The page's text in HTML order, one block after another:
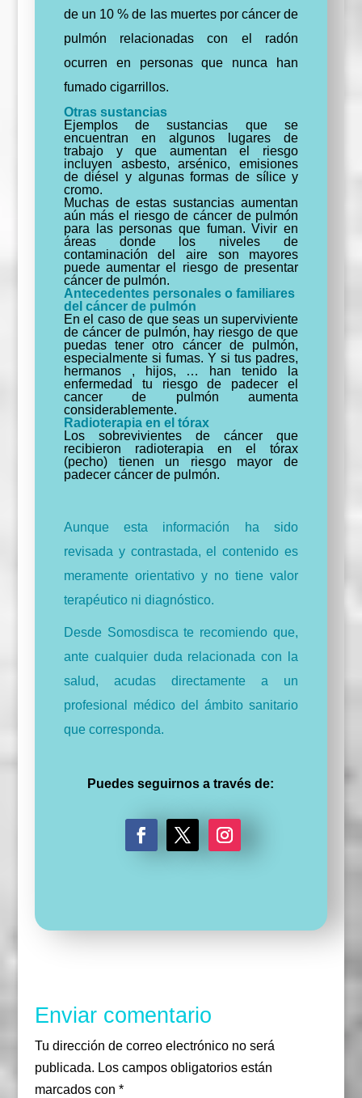
de un 10 % de las muertes por cáncer de
pulmón relacionadas con el radón
ocurren en personas que nunca han
fumado cigarrillos.
Otras sustancias
Ejemplos de sustancias que se
encuentran en algunos lugares de
trabajo y que aumentan el riesgo
incluyen asbesto, arsénico, emisiones
de diésel y algunas formas de sílice y
cromo.
Muchas de estas sustancias aumentan
aún más el riesgo de cáncer de pulmón
para las personas que fuman. Vivir en
áreas donde los niveles de
contaminación del aire son mayores
puede aumentar el riesgo de presentar
cáncer de pulmón.
Antecedentes personales o familiares
del cáncer de pulmón
En el caso de que seas un superviviente
de cáncer de pulmón, hay riesgo de que
puedas tener otro cáncer de pulmón,
especialmente si fumas. Y si tus padres,
hermanos , hijos, … han tenido la
enfermedad tu riesgo de padecer el
cancer de pulmón aumenta
considerablemente.
Radioterapia en el tórax
Los sobrevivientes de cáncer que
recibieron radioterapia en el tórax
(pecho) tienen un riesgo mayor de
padecer cáncer de pulmón.
Aunque esta información ha sido
revisada y contrastada, el contenido es
meramente orientativo y no tiene valor
terapéutico ni diagnóstico.
Desde Somosdisca te recomiendo que,
ante cualquier duda relacionada con la
salud, acudas directamente a un
profesional médico del ámbito sanitario
que corresponda.
Puedes seguirnos a través de:
Enviar comentario
Tu dirección de correo electrónico no será
publicada. Los campos obligatorios están
marcados con *